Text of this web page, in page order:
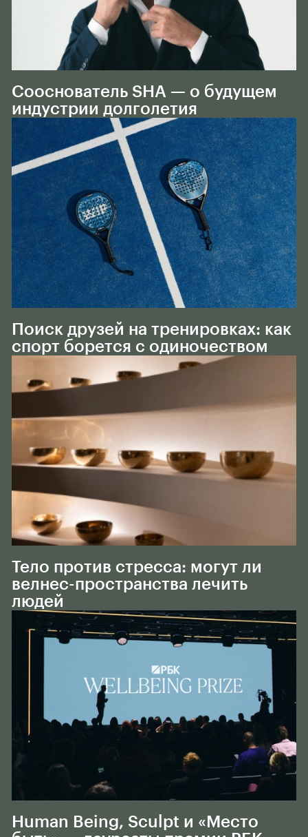
Сооснователь SHA — о будущем
индустрии долголетия
Поиск друзей на тренировках: как
спорт борется с одиночеством
Тело против стресса: могут ли
велнес-пространства лечить
людей
Human Being, Sculpt и «Место